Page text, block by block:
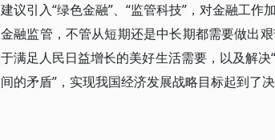
建议引入“绿色金融”、“监管科技”，对金融工
金融监管，不管从短期还是中长期都需要做出
于满足人民日益增长的美好生活需要，以及解
间的矛盾”，实现我国经济发展战略目标起到了决